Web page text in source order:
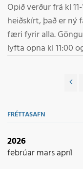
Opið verður frá kl
heiðskírt, það er
færi fyrir alla.
lyfta opna kl 11:00
FRÉTTASAFN
2026
febrúarmarsapríl